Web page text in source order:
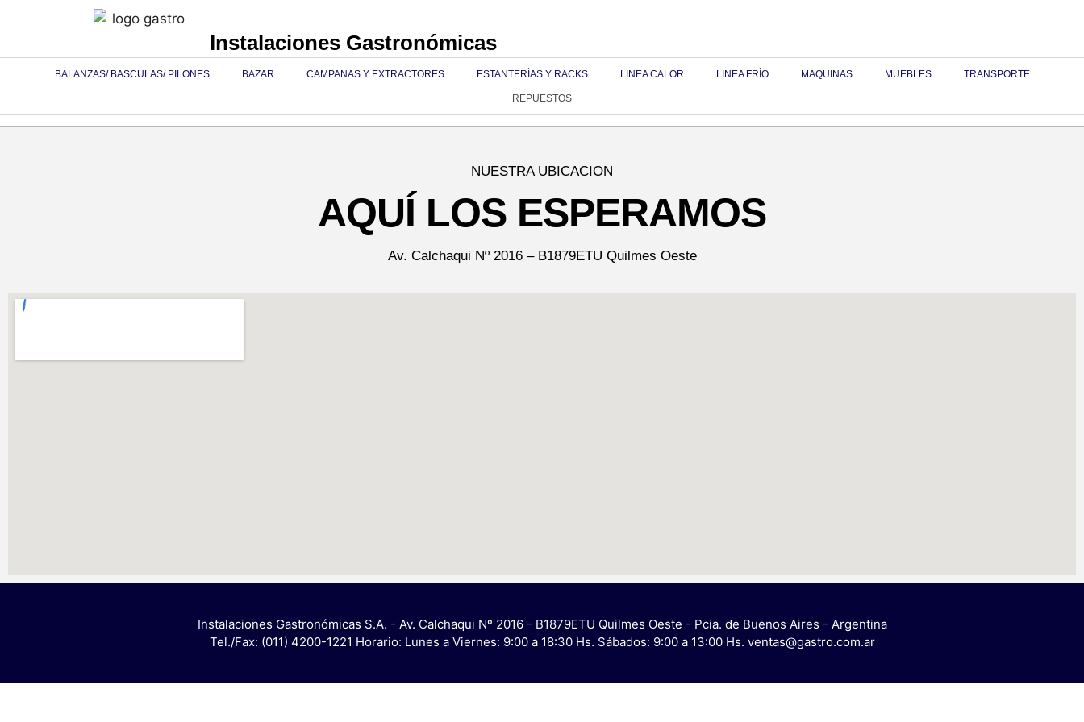
Instalaciones Gastronómicas
BALANZAS/ BASCULAS/ PILONES BAZAR CAMPANAS Y EXTRACTORES ESTANTERÍAS Y RACKS LINEA CALOR LINEA FRÍO MAQUINAS MUEBLES TRANSPORTE
REPUESTOS
NUESTRA UBICACION
AQUÍ LOS ESPERAMOS
Av. Calchaqui Nº 2016 – B1879ETU Quilmes Oeste
Instalaciones Gastronómicas S.A. - Av. Calchaqui Nº 2016 - B1879ETU Quilmes Oeste - Pcia. de Buenos Aires - Argentina
Tel./Fax: (011) 4200-1221 Horario: Lunes a Viernes: 9:00 a 18:30 Hs. Sábados: 9:00 a 13:00 Hs. ventas@gastro.com.ar